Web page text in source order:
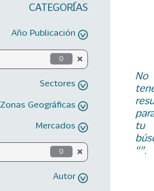
CATEGORÍAS
Año Publicación
0
Sectores
Zonas Geográficas
Mercados
0
Autor
No
tu
“”.